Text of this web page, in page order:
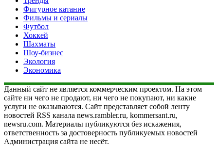
Фигурное катание
Фильмы и сериалы
Футбол
Хоккей
Шахматы
Шоу-бизнес
Экология
Экономика
Данный сайт не является коммерческим проектом. На этом
сайте ни чего не продают, ни чего не покупают, ни какие
услуги не оказываются. Сайт представляет собой ленту
новостей RSS канала news.rambler.ru, kommersant.ru,
newsru.com. Материалы публикуются без искажения,
ответственность за достоверность публикуемых новостей
Администрация сайта не несёт.